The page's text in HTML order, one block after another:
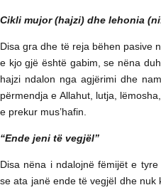
Cikli mujor (hajzi) dhe lehonia
Disa gra dhe të reja bëhen pasive
e kjo gjë është gabim, se nëna
hajzi ndalon nga agjërimi dhe
përmendja e Allahut, lutja,
e prekur mus’hafin.
“Ende jeni të vegjël”
Disa nëna i ndalojnë fëmijët e
se ata janë ende të vegjël dhe